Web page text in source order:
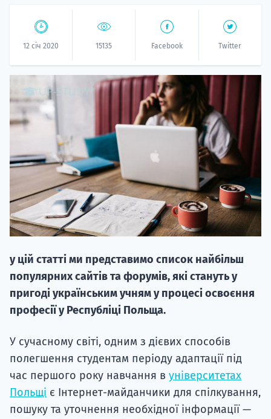
12 січ 2020 15135 Facebook Twitter
у цій статті ми представимо список найбільш
популярних сайтів та форумів, які стануть у
пригоді українським учням у процесі освоєння
професії у Республіці Польща.
У сучасному світі, одним з дієвих способів
полегшення студентам періоду адаптації під
час першого року навчання в університетах
Польщі є Інтернет-майданчики для спілкування,
пошуку та уточнення необхідної інформації —
20.09
"Навчання
НАБІР